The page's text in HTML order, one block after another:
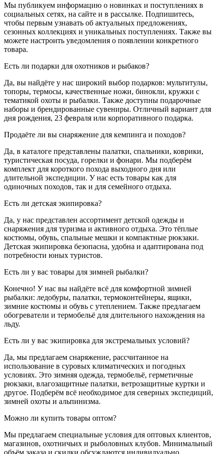
Мы публикуем информацию о новинках и поступлениях в
социальных сетях, на сайте и в рассылке. Подпишитесь,
чтобы первым узнавать об актуальных предложениях,
сезонных коллекциях и уникальных поступлениях. Также вы
можете настроить уведомления о появлении конкретного
товара.
Есть ли подарки для охотников и рыбаков?
Да, вы найдёте у нас широкий выбор подарков: мультитулы,
топоры, термосы, качественные ножи, бинокли, кружки с
тематикой охоты и рыбалки. Также доступны подарочные
наборы и брендированные сувениры. Отличный вариант для
дня рождения, 23 февраля или корпоративного подарка.
Продаёте ли вы снаряжение для кемпинга и походов?
Да, в каталоге представлены палатки, спальники, коврики,
туристическая посуда, горелки и фонари. Мы подберём
комплект для короткого похода выходного дня или
длительной экспедиции. У нас есть товары как для
одиночных походов, так и для семейного отдыха.
Есть ли детская экипировка?
Да, у нас представлен ассортимент детской одежды и
снаряжения для туризма и активного отдыха. Это тёплые
костюмы, обувь, спальные мешки и компактные рюкзаки.
Детская экипировка безопасна, удобна и адаптирована под
потребности юных туристов.
Есть ли у вас товары для зимней рыбалки?
Конечно! У нас вы найдёте всё для комфортной зимней
рыбалки: ледобуры, палатки, термоконтейнеры, ящики,
зимние костюмы и обувь с утеплением. Также предлагаем
обогреватели и термобельё для длительного нахождения на
льду.
Есть ли у вас экипировка для экстремальных условий?
Да, мы предлагаем снаряжение, рассчитанное на
использование в суровых климатических и погодных
условиях. Это зимняя одежда, термобельё, герметичные
рюкзаки, влагозащитные палатки, ветрозащитные куртки и
другое. Подберём всё необходимое для северных экспедиций,
зимней охоты и альпинизма.
Можно ли купить товары оптом?
Мы предлагаем специальные условия для оптовых клиентов,
магазинов, охотничьих и рыболовных клубов. Минимальный
объём заказа и скидки обсуждаются индивидуально.